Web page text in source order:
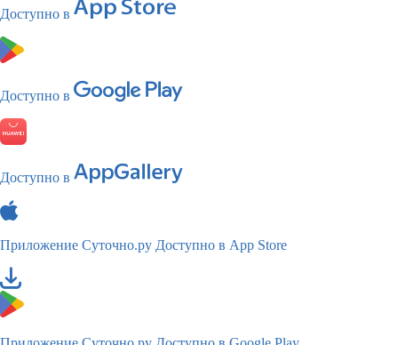
Доступно в
Доступно в
Доступно в
Приложение Суточно.ру Доступно в App Store